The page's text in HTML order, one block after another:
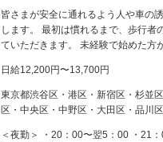
皆さまが安全に通れるよう人や車の
します。 最初は慣れるまで、歩行者
ていただきます。 未経験で始めた方
日給12,200円〜13,700円
東京都渋谷区・港区・新宿区・杉並
区・中央区・中野区・大田区・品川
＜夜勤＞ ・20：00〜翌5：00 ・21